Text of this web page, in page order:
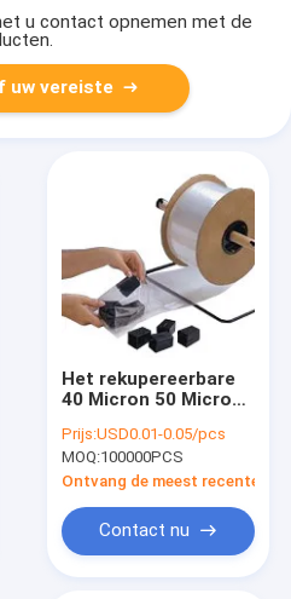
u contact opnemen met de
uw vereiste
Het rekupereerbare
40 Micron 50 Micron
op een Broodjeshitte
- verbinding
Prijs:USD0.01-0.05/pcs
MOQ:100000PCS
Ontvang de meest recente
Contact nu